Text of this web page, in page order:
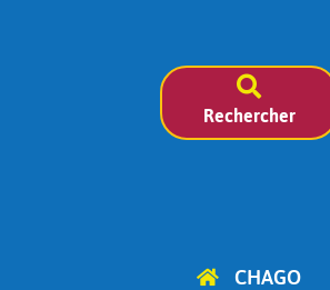
Rechercher
CHAGO